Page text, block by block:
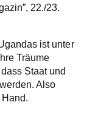
22./23.
ist unter
Träume
Staat und
Also